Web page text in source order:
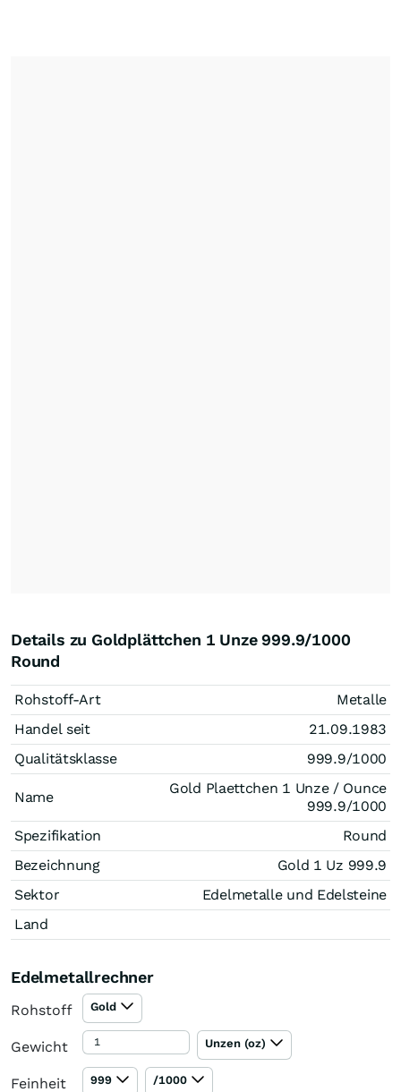
Details zu Goldplättchen 1 Unze 999.9/1000
Round
Rohstoff-Art
Metalle
Handel seit
21.09.1983
Qualitätsklasse
999.9/1000
Name
Gold Plaettchen 1 Unze / Ounce
999.9/1000
Spezifikation
Round
Bezeichnung
Gold 1 Uz 999.9
Sektor
Edelmetalle und Edelsteine
Land
Edelmetallrechner
Rohstoff Gold
Gewicht Unzen (oz)
Feinheit 999 /1000